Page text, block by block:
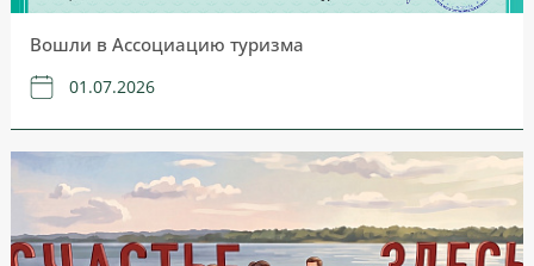
Вошли в Ассоциацию туризма
01.07.2026